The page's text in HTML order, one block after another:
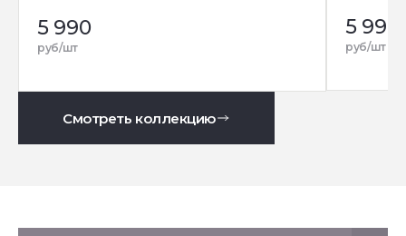
5 990
руб/шт
5 990
руб/шт
Смотреть коллекцию